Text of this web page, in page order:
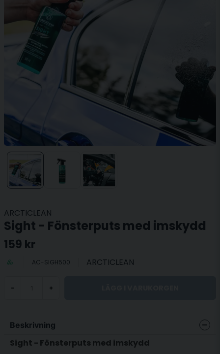
ARCTICLEAN
Sight - Fönsterputs med imskydd
159 kr
AC-SIGH500 ARCTICLEAN
- +
Beskrivning
Sight - Fönsterputs med imskydd